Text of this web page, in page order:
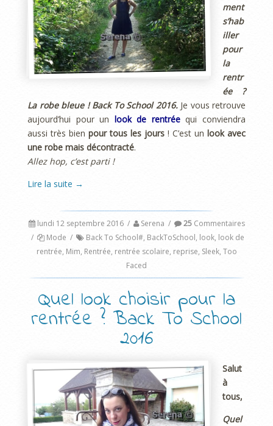
ment
s’hab
iller
pour
la
rentr
ée ?
La robe bleue ! Back To School 2016.Je vous retrouve
aujourd’hui pour un look de rentréequi conviendra
aussi très bien pour tous les jours ! C’est un look avec
une robe mais décontracté.
Allez hop, c’est parti !
Lire la suite →
lundi 12 septembre 2016 / Serena / 25Commentaires
/
Mode / Back To School#, BackToSchool, look, look de
rentrée, Mim, Rentrée, rentrée scolaire, reprise, Sleek, Too
Faced
Quel look choisir pour la
rentrée ? Back To School
2016
Salut
à
tous,
Quel